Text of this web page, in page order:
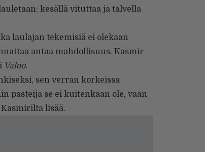
kesällä vituttaa ja talvella
laulajan tekemisiä ei olekaan
antaa mahdollisuus. Kasmir
Valoo.
sen verran korkeissa
pasteija se ei kuitenkaan ole, vaan
lisää.